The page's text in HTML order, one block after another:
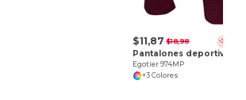
$11,87 $18,98 -37%
Egotier 974MP
+3 Colores